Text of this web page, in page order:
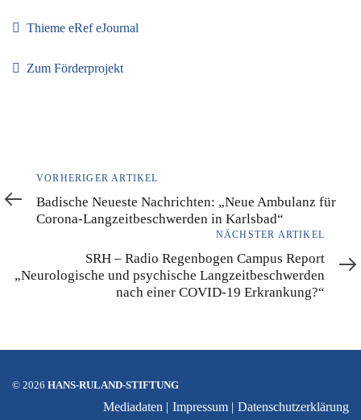
Thieme eRef eJournal
Zum Förderprojekt
Vorheriger
Artikel
VORHERIGER ARTIKEL
Badische Neueste Nachrichten: „Neue Ambulanz für
Corona-Langzeitbeschwerden in Karlsbad“
NÄCHSTER ARTIKEL
SRH – Radio Regenbogen Campus Report
„Neurologische und psychische Langzeitbeschwerden
nach einer COVID-19 Erkrankung?“
© 2026 HANS-RULAND-STIFTUNG
Mediadaten Impressum Datenschutzerklärung